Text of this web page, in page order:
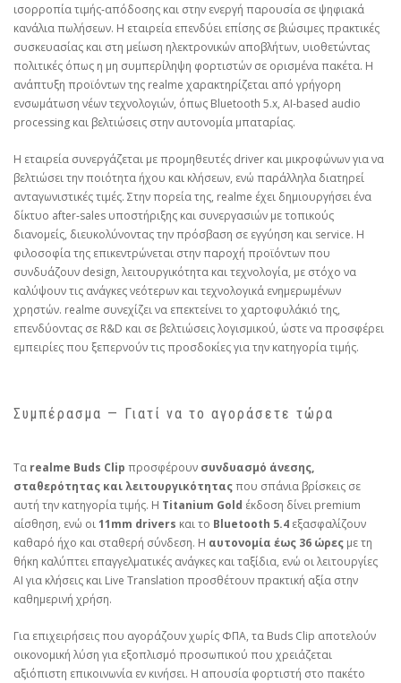
ισορροπία τιμής‑απόδοσης και στην ενεργή παρουσία σε ψηφιακά
κανάλια πωλήσεων. Η εταιρεία επενδύει επίσης σε βιώσιμες πρακτικές
συσκευασίας και στη μείωση ηλεκτρονικών αποβλήτων, υιοθετώντας
πολιτικές όπως η μη συμπερίληψη φορτιστών σε ορισμένα πακέτα. Η
ανάπτυξη προϊόντων της realme χαρακτηρίζεται από γρήγορη
ενσωμάτωση νέων τεχνολογιών, όπως Bluetooth 5.x, AI‑based audio
processing και βελτιώσεις στην αυτονομία μπαταρίας.
Η εταιρεία συνεργάζεται με προμηθευτές driver και μικροφώνων για να
βελτιώσει την ποιότητα ήχου και κλήσεων, ενώ παράλληλα διατηρεί
ανταγωνιστικές τιμές. Στην πορεία της, realme έχει δημιουργήσει ένα
δίκτυο after‑sales υποστήριξης και συνεργασιών με τοπικούς
διανομείς, διευκολύνοντας την πρόσβαση σε εγγύηση και service. Η
φιλοσοφία της επικεντρώνεται στην παροχή προϊόντων που
συνδυάζουν design, λειτουργικότητα και τεχνολογία, με στόχο να
καλύψουν τις ανάγκες νεότερων και τεχνολογικά ενημερωμένων
χρηστών. realme συνεχίζει να επεκτείνει το χαρτοφυλάκιό της,
επενδύοντας σε R&D και σε βελτιώσεις λογισμικού, ώστε να προσφέρει
εμπειρίες που ξεπερνούν τις προσδοκίες για την κατηγορία τιμής.
Συμπέρασμα — Γιατί να το αγοράσετε τώρα
Τα realme Buds Clip προσφέρουν συνδυασμό άνεσης,
σταθερότητας και λειτουργικότηταςπου σπάνια βρίσκεις σε
αυτή την κατηγορία τιμής. Η Titanium Gold έκδοση δίνει premium
αίσθηση, ενώ οι11mm drivers και το Bluetooth 5.4 εξασφαλίζουν
καθαρό ήχο και σταθερή σύνδεση. Η αυτονομία έως 36 ώρες με τη
θήκη καλύπτει επαγγελματικές ανάγκες και ταξίδια, ενώ οι λειτουργίες
AI για κλήσεις και Live Translation προσθέτουν πρακτική αξία στην
καθημερινή χρήση.
Για επιχειρήσεις που αγοράζουν χωρίς ΦΠΑ, τα Buds Clip αποτελούν
οικονομική λύση για εξοπλισμό προσωπικού που χρειάζεται
αξιόπιστη επικοινωνία εν κινήσει. Η απουσία φορτιστή στο πακέτο